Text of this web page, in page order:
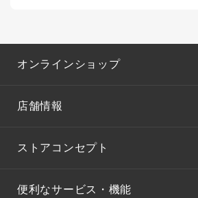
オンラインショップ
店舗情報
ストアコンセプト
便利なサービス・機能